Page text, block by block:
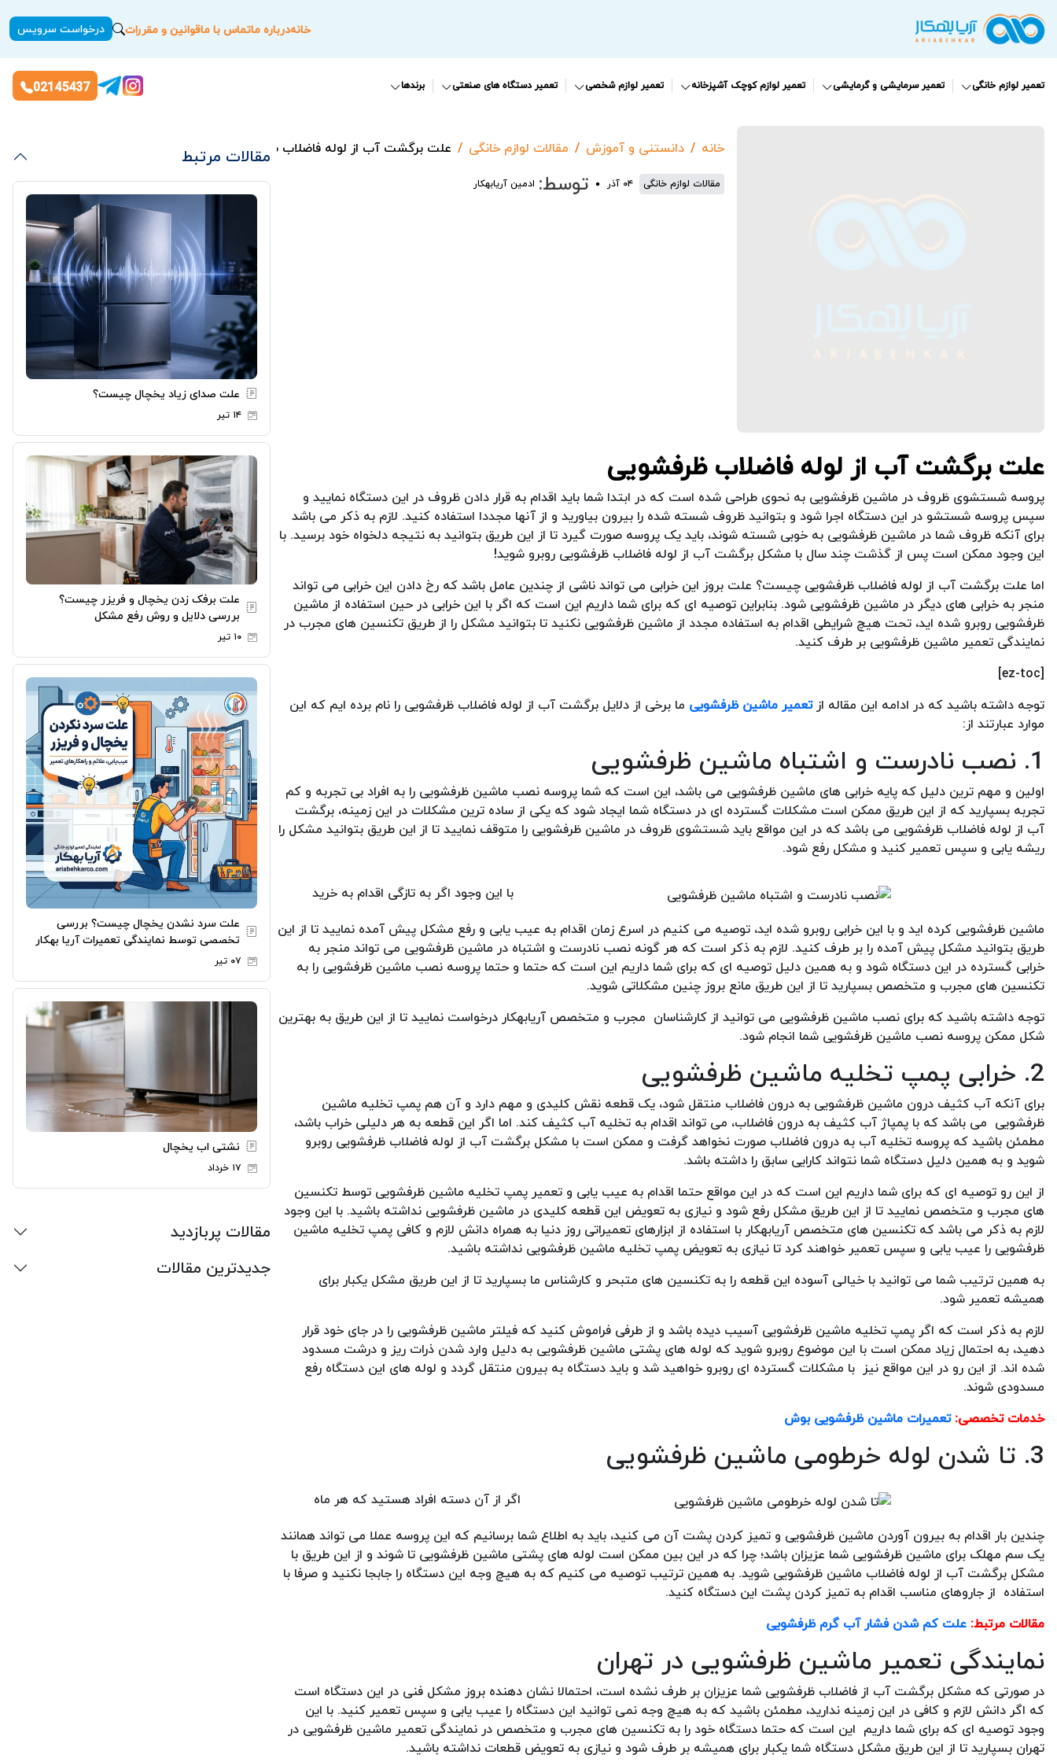
خانهدرباره ماتماس با ماقوانین و مقررات درخواست سرویس
تعمیر لوازم خانگی تعمیر سرمایشی و گرمایشی تعمیر لوازم کوچک آشپزخانه تعمیر لوازم شخصی تعمیر دستگاه های صنعتی برندها 02145437
خانه دانستنی و آموزش مقالات لوازم خانگی علت برگشت آب از لوله فاضلاب ظرفشویی
مقالات لوازم خانگی ۰۴ آذر توسط: ادمین آریابهکار
علت برگشت آب از لوله فاضلاب ظرفشویی
پروسه شستشوی ظروف در ماشین ظرفشویی به نحوی طراحی شده است که در ابتدا شما باید اقدام به قرار دادن ظروف در این دستگاه نمایید و
سپس پروسه شستشو در این دستگاه اجرا شود و بتوانید ظروف شسته شده را بیرون بیاورید و از آنها مجددا استفاده کنید. لازم به ذکر می باشد
برای آنکه ظروف شما در ماشین ظرفشویی به خوبی شسته شوند، باید یک پروسه صورت گیرد تا از این طریق بتوانید به نتیجه دلخواه خود برسید. با
این وجود ممکن است پس از گذشت چند سال با مشکل برگشت آب از لوله فاضلاب ظرفشویی روبرو شوید!
اما علت برگشت آب از لوله فاضلاب ظرفشویی چیست؟ علت بروز این خرابی می تواند ناشی از چندین عامل باشد که رخ دادن این خرابی می تواند
منجر به خرابی های دیگر در ماشین ظرفشویی شود. بنابراین توصیه ای که برای شما داریم این است که اگر با این خرابی در حین استفاده از ماشین
ظرفشویی روبرو شده اید، تحت هیچ شرایطی اقدام به استفاده مجدد از ماشین ظرفشویی نکنید تا بتوانید مشکل را از طریق تکنسین های مجرب در
نمایندگی تعمیر ماشین ظرفشویی بر طرف کنید.
[ez-toc]
توجه داشته باشید که در ادامه این مقاله ازتعمیر ماشین ظرفشویی ما برخی از دلایل برگشت آب از لوله فاضلاب ظرفشویی را نام برده ایم که این
موارد عبارتند از:
1. نصب نادرست و اشتباه ماشین ظرفشویی
اولین و مهم ترین دلیل که پایه خرابی های ماشین ظرفشویی می باشد، این است که شما پروسه نصب ماشین ظرفشویی را به افراد بی تجربه و کم
تجربه بسپارید که از این طریق ممکن است مشکلات گسترده ای در دستگاه شما ایجاد شود که یکی از ساده ترین مشکلات در این زمینه، برگشت
آب از لوله فاضلاب ظرفشویی می باشد که در این مواقع باید شستشوی ظروف در ماشین ظرفشویی را متوقف نمایید تا از این طریق بتوانید مشکل را
ریشه یابی و سپس تعمیر کنید و مشکل رفع شود.
با این وجود اگر به تازگی اقدام به خرید
ماشین ظرفشویی کرده اید و با این خرابی روبرو شده اید، توصیه می کنیم در اسرع زمان اقدام به عیب یابی و رفع مشکل پیش آمده نمایید تا از این
طریق بتوانید مشکل پیش آمده را بر طرف کنید. لازم به ذکر است که هر گونه نصب نادرست و اشتباه در ماشین ظرفشویی می تواند منجر به
خرابی گسترده در این دستگاه شود و به همین دلیل توصیه ای که برای شما داریم این است که حتما و حتما پروسه نصب ماشین ظرفشویی را به
تکنسین های مجرب و متخصص بسپارید تا از این طریق مانع بروز چنین مشکلاتی شوید.
توجه داشته باشید که برای نصب ماشین ظرفشویی می توانید از کارشناسان مجرب و متخصص آریابهکار درخواست نمایید تا از این طریق به بهترین
شکل ممکن پروسه نصب ماشین ظرفشویی شما انجام شود.
2. خرابی پمپ تخلیه ماشین ظرفشویی
برای آنکه آب کثیف درون ماشین ظرفشویی به درون فاضلاب منتقل شود، یک قطعه نقش کلیدی و مهم دارد و آن هم پمپ تخلیه ماشین
ظرفشویی می باشد که با پمپاژ آب کثیف به درون فاضلاب، می تواند اقدام به تخلیه آب کثیف کند. اما اگر این قطعه به هر دلیلی خراب باشد،
مطمئن باشید که پروسه تخلیه آب به درون فاضلاب صورت نخواهد گرفت و ممکن است با مشکل برگشت آب از لوله فاضلاب ظرفشویی روبرو
شوید و به همین دلیل دستگاه شما نتواند کارایی سابق را داشته باشد.
از این رو توصیه ای که برای شما داریم این است که در این مواقع حتما اقدام به عیب یابی و تعمیر پمپ تخلیه ماشین ظرفشویی توسط تکنسین
های مجرب و متخصص نمایید تا از این طریق مشکل رفع شود و نیازی به تعویض این قطعه کلیدی در ماشین ظرفشویی نداشته باشید. با این وجود
لازم به ذکر می باشد که تکنسین های متخصص آریابهکار با استفاده از ابزارهای تعمیراتی روز دنیا به همراه دانش لازم و کافی پمپ تخلیه ماشین
ظرفشویی را عیب یابی و سپس تعمیر خواهند کرد تا نیازی به تعویض پمپ تخلیه ماشین ظرفشویی نداشته باشید.
به همین ترتیب شما می توانید با خیالی آسوده این قطعه را به تکنسین های متبحر و کارشناس ما بسپارید تا از این طریق مشکل یکبار برای
همیشه تعمیر شود.
لازم به ذکر است که اگر پمپ تخلیه ماشین ظرفشویی آسیب دیده باشد و از طرفی فراموش کنید که فیلتر ماشین ظرفشویی را در جای خود قرار
دهید، به احتمال زیاد ممکن است با این موضوع روبرو شوید که لوله های پشتی ماشین ظرفشویی به دلیل وارد شدن ذرات ریز و درشت مسدود
شده اند. از این رو در این مواقع نیز با مشکلات گسترده ای روبرو خواهید شد و باید دستگاه به بیرون منتقل گردد و لوله های این دستگاه رفع
مسدودی شوند.
خدمات تخصصی:تعمیرات ماشین ظرفشویی بوش
3. تا شدن لوله خرطومی ماشین ظرفشویی
اگر از آن دسته افراد هستید که هر ماه
چندین بار اقدام به بیرون آوردن ماشین ظرفشویی و تمیز کردن پشت آن می کنید، باید به اطلاع شما برسانیم که این پروسه عملا می تواند همانند
یک سم مهلک برای ماشین ظرفشویی شما عزیزان باشد؛ چرا که در این بین ممکن است لوله های پشتی ماشین ظرفشویی تا شوند و از این طریق با
مشکل برگشت آب از لوله فاضلاب ماشین ظرفشویی شوید. به همین ترتیب توصیه می کنیم که به هیچ وجه این دستگاه را جابجا نکنید و صرفا با
استفاده از جاروهای مناسب اقدام به تمیز کردن پشت این دستگاه کنید.
مقالات مرتبط: علت کم شدن فشار آب گرم ظرفشویی
نمایندگی تعمیر ماشین ظرفشویی در تهران
در صورتی که مشکل برگشت آب از فاضلاب ظرفشویی شما عزیزان بر طرف نشده است، احتمالا نشان دهنده بروز مشکل فنی در این دستگاه است
که اگر دانش لازم و کافی در این زمینه ندارید، مطمئن باشید که به هیچ وجه نمی توانید این دستگاه را عیب یابی و سپس تعمیر کنید. با این
وجود توصیه ای که برای شما داریم این است که حتما دستگاه خود را به تکنسین های مجرب و متخصص در نمایندگی تعمیر ماشین ظرفشویی در
تهران بسپارید تا از این طریق مشکل دستگاه شما یکبار برای همیشه بر طرف شود و نیازی به تعویض قطعات نداشته باشید.
مقالات مرتبط
علت صدای زیاد یخچال چیست؟
۱۴ تیر
علت برفک زدن یخچال و فریزر چیست؟
بررسی دلایل و روش رفع مشکل
۱۰ تیر
علت سرد نشدن یخچال چیست؟ بررسی
تخصصی توسط نمایندگی تعمیرات آریا بهکار
۰۷ تیر
نشتی اب یخچال
۱۷ خرداد
مقالات پربازدید
جدیدترین مقالات